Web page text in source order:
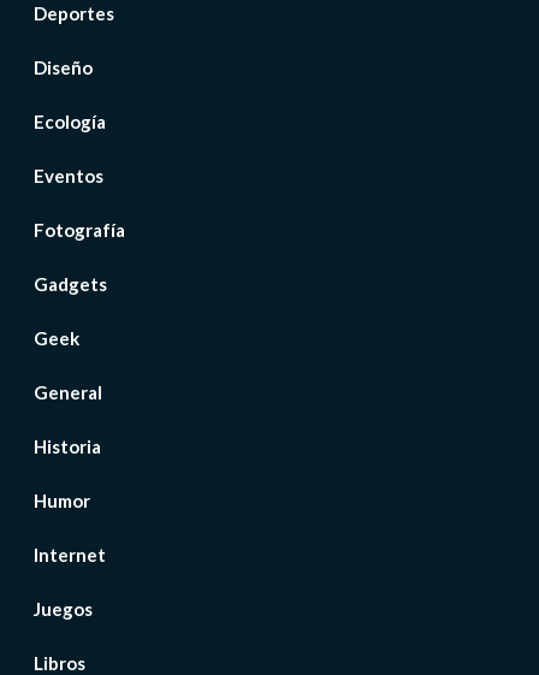
Deportes
Diseño
Ecología
Eventos
Fotografía
Gadgets
Geek
General
Historia
Humor
Internet
Juegos
Libros